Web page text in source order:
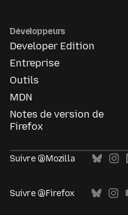
Développeurs
Developer Edition
Entreprise
Outils
MDN
Notes de version de
Firefox
Suivre @Mozilla
Suivre @Firefox